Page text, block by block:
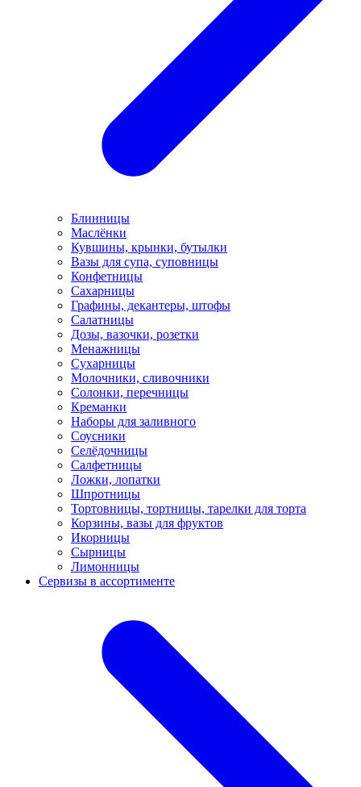
Блинницы
Маслёнки
Кувшины, крынки, бутылки
Вазы для супа, суповницы
Конфетницы
Сахарницы
Графины, декантеры, штофы
Салатницы
Дозы, вазочки, розетки
Менажницы
Сухарницы
Молочники, сливочники
Солонки, перечницы
Креманки
Наборы для заливного
Соусники
Селёдочницы
Салфетницы
Ложки, лопатки
Шпротницы
Тортовницы, тортницы, тарелки для торта
Корзины, вазы для фруктов
Икорницы
Сырницы
Лимонницы
Сервизы в ассортименте